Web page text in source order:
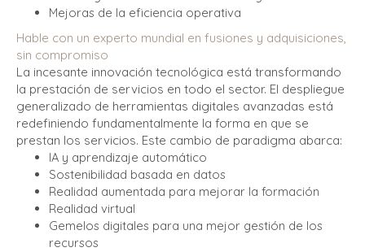
Mejoras de la eficiencia operativa
Hable con un experto mundial en fusiones y adquisiciones,
sin compromiso
La incesante innovación tecnológica está transformando
la prestación de servicios en todo el sector. El despliegue
generalizado de herramientas digitales avanzadas está
redefiniendo fundamentalmente la forma en que se
prestan los servicios. Este cambio de paradigma abarca:
IA y aprendizaje automático
Sostenibilidad basada en datos
Realidad aumentada para mejorar la formación
Realidad virtual
Gemelos digitales para una mejor gestión de los
recursos